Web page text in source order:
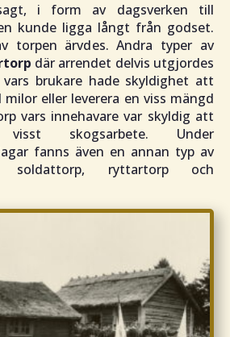
i form av dagsverken till
kunde ligga långt från godset.
torpen ärvdes. Andra typer av
där arrendet delvis utgjordes
vars brukare hade skyldighet att
eller leverera en viss mängd
vars innehavare var skyldig att
skogsarbete. Under
fanns även en annan typ av
soldattorp, ryttartorp och